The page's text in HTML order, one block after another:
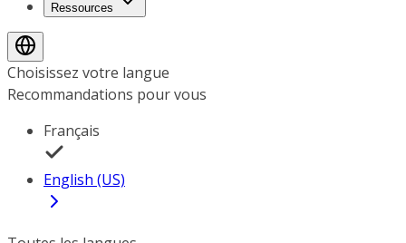
Ressources
Choisissez votre langue
Recommandations pour vous
Français
English (US)